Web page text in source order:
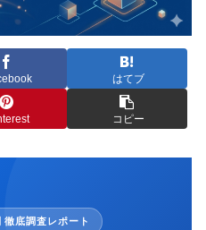
はてブ
コピー
底調査レポート